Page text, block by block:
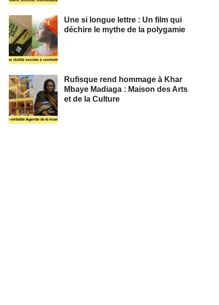
Une si longue lettre : Un film qui
déchire le mythe de la polygamie
Rufisque rend hommage à Khar
Mbaye Madiaga : Maison des Arts
et de la Culture